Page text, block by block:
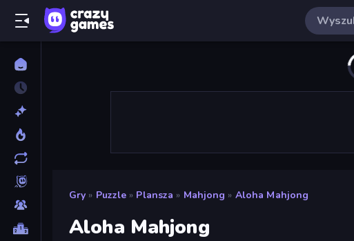
Gry » Puzzle » Plansza » Mahjong » Aloha Mahjong
Aloha Mahjong